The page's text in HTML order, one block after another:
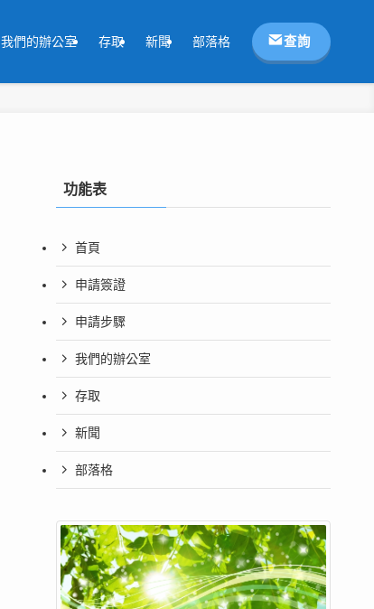
我們的辦公室 存取 新聞 部落格 查詢
功能表
首頁
申請簽證
申請步驟
我們的辦公室
存取
新聞
部落格